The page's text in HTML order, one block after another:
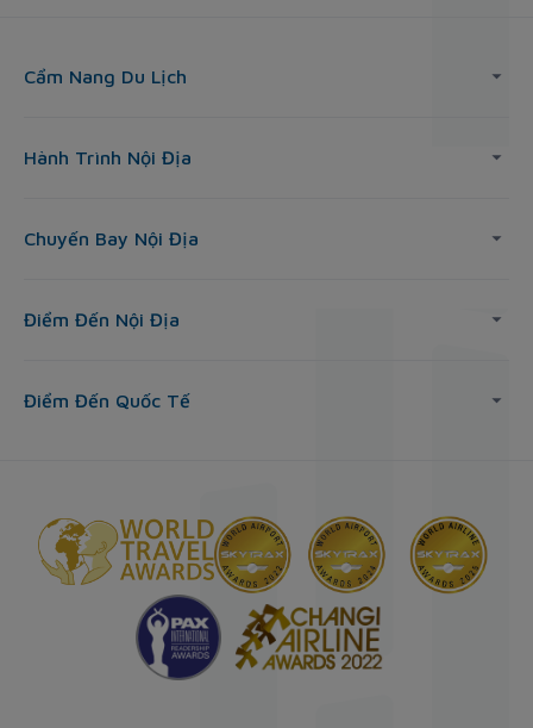
Cẩm Nang Du Lịch
Hành Trình Nội Địa
Chuyến Bay Nội Địa
Điểm Đến Nội Địa
Điểm Đến Quốc Tế